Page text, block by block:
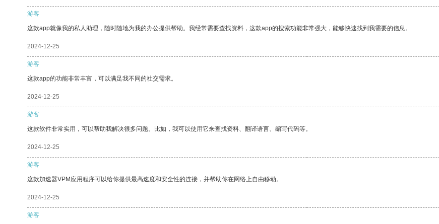
游客
这款app就像我的私人助理，随时随地为我的办公提供帮助。我经常需要查找资料，这款app的搜索功能非常强大，能够快速找到我需要的信息。
2024-12-25
游客
这款app的功能非常丰富，可以满足我不同的社交需求。
2024-12-25
游客
这款软件非常实用，可以帮助我解决很多问题。比如，我可以使用它来查找资料、翻译语言、编写代码等。
2024-12-25
游客
这款加速器VPM应用程序可以给你提供最高速度和安全性的连接，并帮助你在网络上自由移动。
2024-12-25
游客